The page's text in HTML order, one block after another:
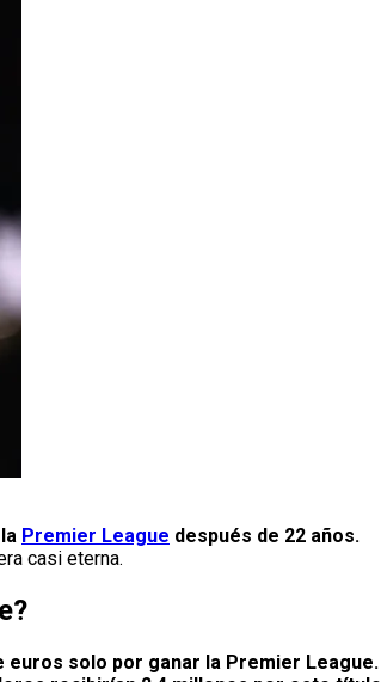
Premier League después de 22 años.
casi eterna.
solo por ganar la Premier League.